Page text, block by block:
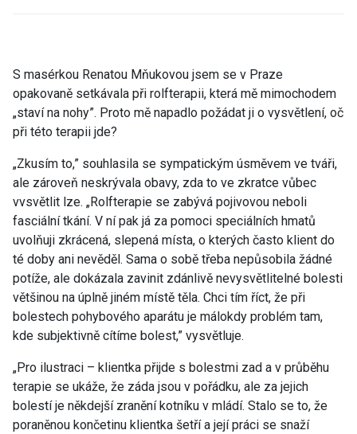
S masérkou Renatou Mňukovou jsem se v Praze
opakovaně setkávala při rolfterapii, která mě mimochodem
„staví na nohy”. Proto mě napadlo požádat ji o vysvětlení, oč
při této terapii jde?
„Zkusím to,” souhlasila se sympatickým úsměvem ve tváři,
ale zároveň neskrývala obavy, zda to ve zkratce vůbec
vvsvětlit lze. „Rolfterapie se zabývá pojivovou neboli
fasciální tkání. V ní pak já za pomoci speciálních hmatů
uvolňuji zkrácená, slepená místa, o kterých často klient do
té doby ani nevěděl. Sama o sobě třeba nepůsobila žádné
potíže, ale dokázala zavinit zdánlivě nevysvětlitelné bolesti
většinou na úplně jiném místě těla. Chci tím říct, že při
bolestech pohybového aparátu je málokdy problém tam,
kde subjektivně cítíme bolest,” vysvětluje.
„Pro ilustraci – klientka přijde s bolestmi zad a v průběhu
terapie se ukáže, že záda jsou v pořádku, ale za jejich
bolestí je někdejší zranění kotníku v mládí. Stalo se to, že
poraněnou končetinu klientka šetří a její práci se snaží